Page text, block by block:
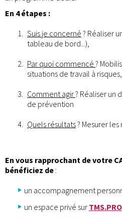
En 4 étapes :
Suis je concerné ? Réaliser
tableau de bord...),
Par quoi commencé ?
situations de travail à risques,
Comment agir? Réaliser un
de prévention
Quels résultats? Mesurer
En vous rapprochant de votre
bénéficiez de :
un accompagnement
un espace privé sur